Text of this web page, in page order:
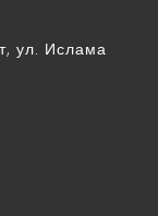
ул. Ислама